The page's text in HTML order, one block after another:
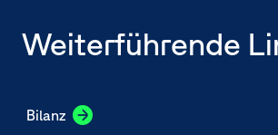
Weiterführende
Bilanz